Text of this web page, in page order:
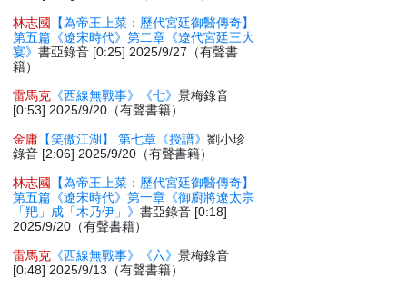
林志國
【為帝王上菜：歷代宮廷御醫傳奇】
第五篇《遼宋時代》第二章《遼代宮廷三大
宴》書亞錄音 [0:25] 2025/9/27（有聲書
籍）
雷馬克 《西線無戰事》《七》景梅錄音
[0:53] 2025/9/20（有聲書籍）
金庸 【笑傲江湖】 第七章《授譜》劉小珍
錄音 [2:06] 2025/9/20（有聲書籍）
林志國
【為帝王上菜：歷代宮廷御醫傳奇】
第五篇《遼宋時代》第一章《御廚將遼太宗
「羓」成「木乃伊」》書亞錄音 [0:18]
2025/9/20（有聲書籍）
雷馬克 《西線無戰事》《六》景梅錄音
[0:48] 2025/9/13（有聲書籍）